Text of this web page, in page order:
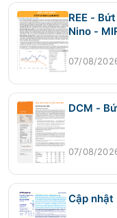
REE -
Nino -
07/08/
DCM -
07/08/
Cập nhật